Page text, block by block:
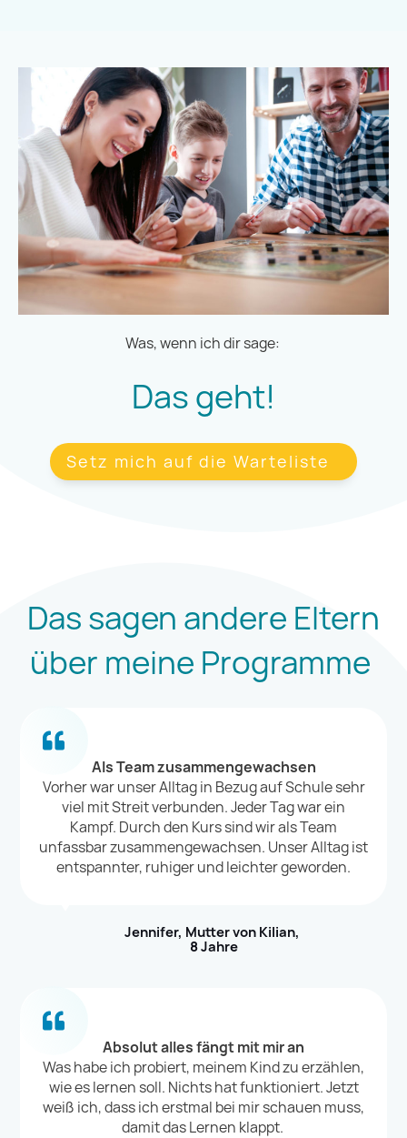
Was, wenn ich dir sage:
Das geht!
Setz mich auf die Warteliste
Das sagen andere Eltern
über meine Programme
Als Team zusammengewachsen
Vorher war unser Alltag in Bezug auf Schule sehr
viel mit Streit verbunden. Jeder Tag war ein
Kampf. Durch den Kurs sind wir als Team
unfassbar zusammengewachsen. Unser Alltag ist
entspannter, ruhiger und leichter geworden.
Jennifer, Mutter von Kilian,
8 Jahre
Absolut alles fängt mit mir an
Was habe ich probiert, meinem Kind zu erzählen,
wie es lernen soll. Nichts hat funktioniert. Jetzt
weiß ich, dass ich erstmal bei mir schauen muss,
damit das Lernen klappt.